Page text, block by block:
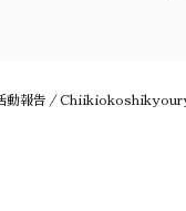
動報告／